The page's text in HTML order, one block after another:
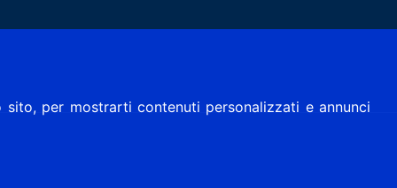
per mostrarti contenuti personalizzati e annunci